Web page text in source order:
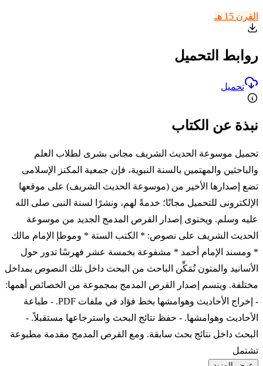
القرن 15 هـ
روابط التحميل
تحميل
نبذة عن الكتاب
تحميل موسوعة الحديث الشريف مجانى بشرى لطلاب العلم
والباحثين والمهتمين بالسنة النبوية، فإن جمعية المكنز الإسلامى
تضع إصدارها الأخير من (موسوعة الحديث الشريف) على موقعها
الإلكترونى للتحميل مجانًا؛ خدمةً لهم، ونشرًا لسنة النبى صلى الله
عليه وسلم. ويحتوى إصدار القرص المدمج الجديد من موسوعة
الحديث الشريف على نصوص: * الكتب الستة * وموطإ الإمام مالك
* ومسند الإمام أحمد * مشفوعة بخمسة عشر فهرسًا تدور حول
الأسانيد والمتون تُمَكِّن الباحث من البحث داخل تلك النصوص بمداخل
مختلفة. ويتسم إصدار القرص المدمج بمجموعة من الخصائص أهمها:
- إخراج الأحاديث وهوامشها بخط فؤاد في ملفات PDF. - طباعة
الأحاديث وهوامشها. - حفظ نتائج البحث واسترجاعها مستقبلاً. -
البحث داخل نتائج بحث سابقة. ومع القرص المدمج مقدمة مطبوعة
تشتمل